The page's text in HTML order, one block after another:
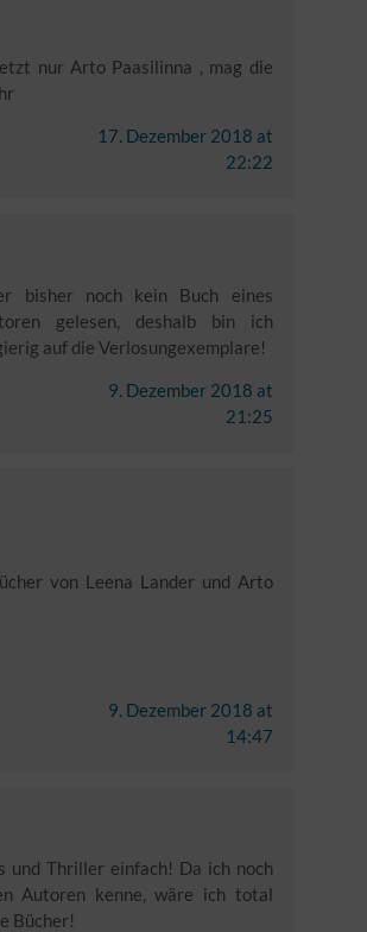
nur Arto Paasilinna , mag die
17. Dezember 2018 at
22:22
bisher noch kein Buch eines
gelesen, deshalb bin ich
auf die Verlosungexemplare!
9. Dezember 2018 at
21:25
von Leena Lander und Arto
9. Dezember 2018 at
14:47
und Thriller einfach! Da ich noch
Autoren kenne, wäre ich total
Bücher!